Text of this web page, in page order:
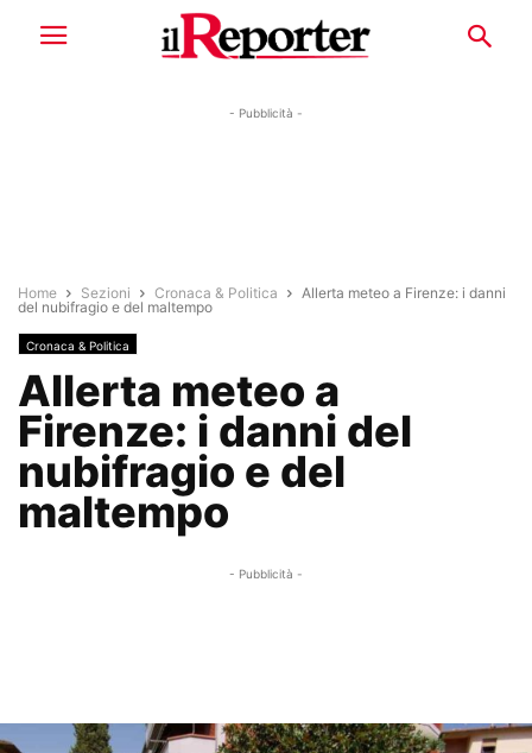
- Pubblicità -
Home Sezioni Cronaca & Politica
Allerta meteo a Firenze: i danni
del nubifragio e del maltempo
Cronaca & Politica
Allerta meteo a
Firenze: i danni del
nubifragio e del
maltempo
- Pubblicità -